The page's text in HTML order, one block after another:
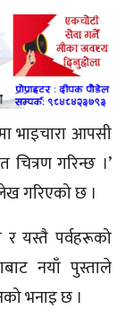
भाइचारा आपसी
गरिन्छ ।’
गरिएको छ ।
र यस्तै पर्वहरूको
नयाँ पुस्ताले
भनाइ छ ।